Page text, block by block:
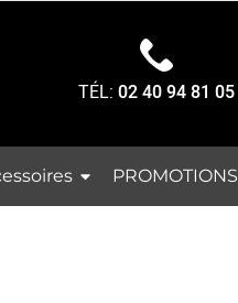
TÉL:02 40 94 81 05
PROMOTIONS